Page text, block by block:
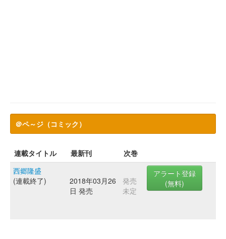
＠ペ～ジ（コミック）
連載タイトル 最新刊
次巻
西郷隆盛
(連載終了)
2018年03月26
日 発売
発売
未定
アラート登録
(無料)